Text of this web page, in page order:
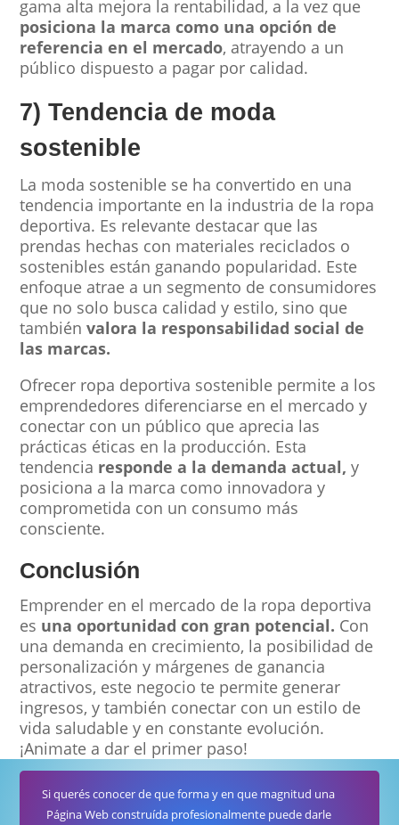
gama alta mejora la rentabilidad, a la vez que
posiciona la marca como una opción de
referencia en el mercado, atrayendo a un
público dispuesto a pagar por calidad.
7) Tendencia de moda
sostenible
La moda sostenible se ha convertido en una
tendencia importante en la industria de la ropa
deportiva. Es relevante destacar que las
prendas hechas con materiales reciclados o
sostenibles están ganando popularidad. Este
enfoque atrae a un segmento de consumidores
que no solo busca calidad y estilo, sino que
tambiénvalora la responsabilidad social de
las marcas.
Ofrecer ropa deportiva sostenible permite a los
emprendedores diferenciarse en el mercado y
conectar con un público que aprecia las
prácticas éticas en la producción. Esta
tendencia responde a la demanda actual, y
posiciona a la marca como innovadora y
comprometida con un consumo más
consciente.
Conclusión
Emprender en el mercado de la ropa deportiva
es una oportunidad con gran potencial. Con
una demanda en crecimiento, la posibilidad de
personalización y márgenes de ganancia
atractivos, este negocio te permite generar
ingresos, y también conectar con un estilo de
vida saludable y en constante evolución.
¡Animate a dar el primer paso!
Si querés conocer de que forma y en que magnitud una
Página Web construída profesionalmente puede darle